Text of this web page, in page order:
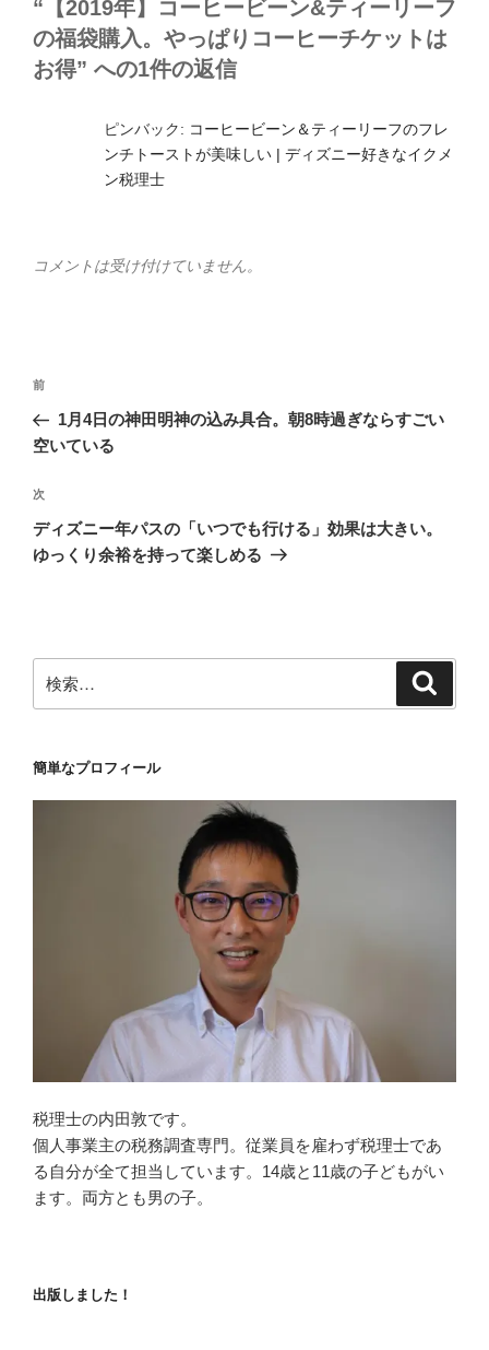
“【2019年】コーヒービーン&ティーリーフ
の福袋購入。やっぱりコーヒーチケットは
お得” への1件の返信
ピンバック: コーヒービーン＆ティーリーフのフレ
ンチトーストが美味しい | ディズニー好きなイクメ
ン税理士
コメントは受け付けていません。
投
ナ
ゲ
ー
シ
前
の
投
前
1月4日の神田明神の込み具合。朝8時過ぎならすごい
空いている
次
の
投
次
ディズニー年パスの「いつでも行ける」効果は大きい。
ゆっくり余裕を持って楽しめる
索:
簡単なプロフィール
税理士の内田敦です。
個人事業主の税務調査専門。従業員を雇わず税理士であ
る自分が全て担当しています。14歳と11歳の子どもがい
ます。両方とも男の子。
出版しました！